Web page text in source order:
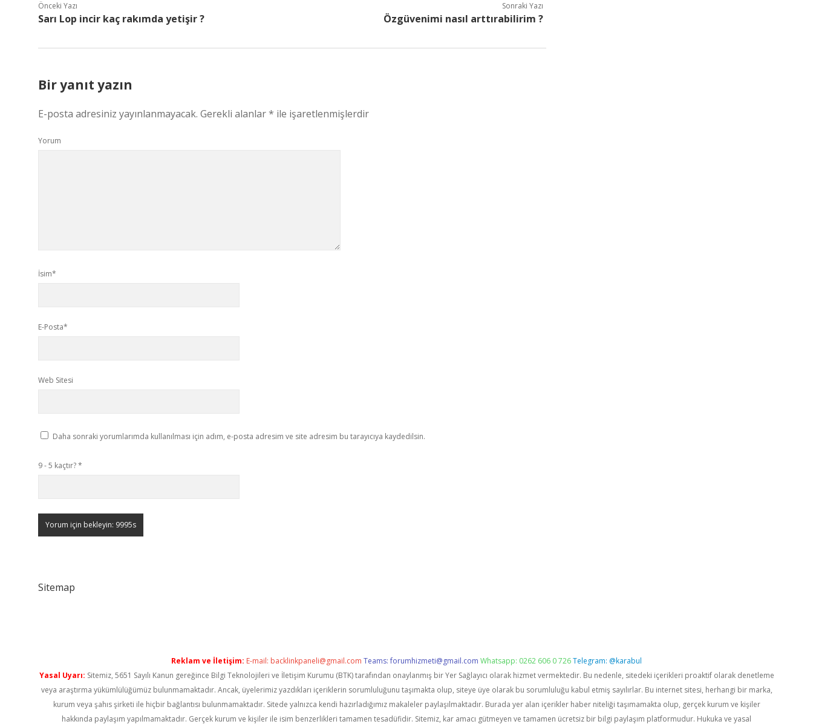
Önceki Yazı
Sarı Lop incir kaç rakımda yetişir ?
Sonraki Yazı
Özgüvenimi nasıl arttırabilirim ?
Bir yanıt yazın
E-posta adresiniz yayınlanmayacak. Gerekli alanlar* ile işaretlenmişlerdir
Yorum
İsim*
E-Posta*
Web Sitesi
Daha sonraki yorumlarımda kullanılması için adım, e-posta adresim ve site adresim bu tarayıcıya kaydedilsin.
9 - 5 kaçtır?*
Sitemap
Reklam ve İletişim: E-mail: backlinkpaneli@gmail.com Teams:forumhizmeti@gmail.com Whatsapp: 0262 606 0 726Telegram: @karabul
Yasal Uyarı: Sitemiz, 5651 Sayılı Kanun gereğince Bilgi Teknolojileri ve İletişim Kurumu (BTK) tarafından onaylanmış bir Yer Sağlayıcı olarak hizmet vermektedir. Bu nedenle, sitedeki içerikleri proaktif olarak denetleme
veya araştırma yükümlülüğümüz bulunmamaktadır. Ancak, üyelerimiz yazdıkları içeriklerin sorumluluğunu taşımakta olup, siteye üye olarak bu sorumluluğu kabul etmiş sayılırlar. Bu internet sitesi, herhangi bir marka,
kurum veya şahıs şirketi ile hiçbir bağlantısı bulunmamaktadır. Sitede yalnızca kendi hazırladığımız makaleler paylaşılmaktadır. Burada yer alan içerikler haber niteliği taşımamakta olup, gerçek kurum ve kişiler
hakkında paylaşım yapılmamaktadır. Gerçek kurum ve kişiler ile isim benzerlikleri tamamen tesadüfidir. Sitemiz, kar amacı gütmeyen ve tamamen ücretsiz bir bilgi paylaşım platformudur. Hukuka ve yasal